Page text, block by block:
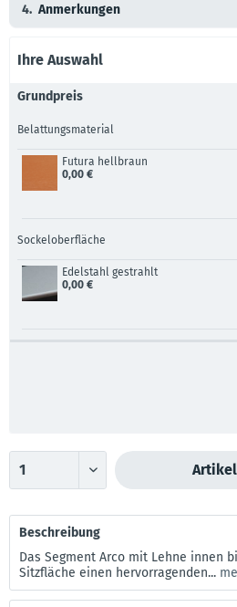
4. Anmerkungen
Ihre Auswahl
Grundpreis
Belattungsmaterial
Futura hellbraun
0,00 €
Sockeloberfläche
Edelstahl gestrahlt
0,00 €
Beschreibung
Das Segment Arco mit Lehne innen
Sitzfläche einen hervorragenden...